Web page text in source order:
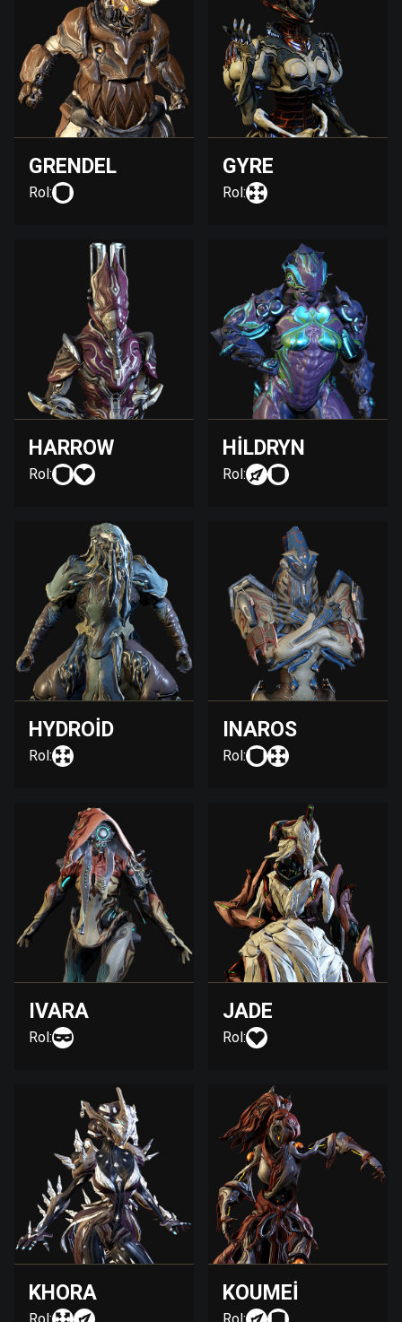
GRENDEL
Rol:
GYRE
Rol:
HARROW
Rol:
HILDRYN
Rol:
HYDROID
Rol:
INAROS
Rol:
IVARA
Rol:
JADE
Rol:
KHORA KOUMEI